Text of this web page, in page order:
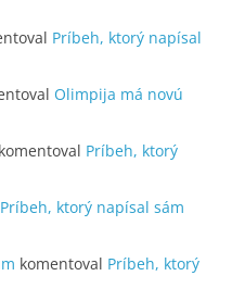
Príbeh, ktorý napísal
Olimpija má novú
komentoval Príbeh, ktorý
Príbeh, ktorý napísal sám
komentoval Príbeh, ktorý